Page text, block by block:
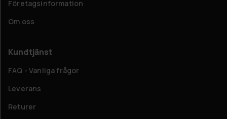
Företagsinformation
Om oss
Kundtjänst
FAQ - Vanliga frågor
Leverans
Returer